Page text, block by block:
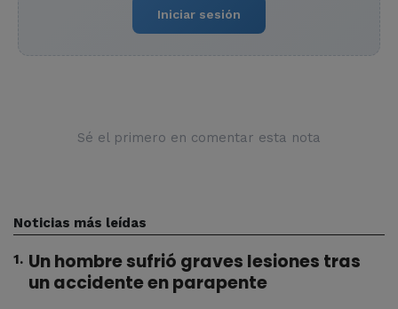
Iniciar sesión
Sé el primero en comentar esta nota
Noticias más leídas
1. Un hombre sufrió graves lesiones tras
un accidente en parapente